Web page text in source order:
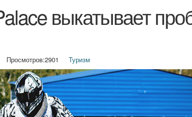
выкатывает
Просмотров:2901 Туризм